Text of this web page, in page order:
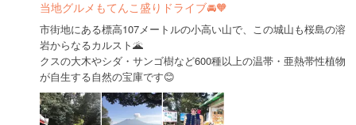
当地グルメもてんこ盛りドライブ🚘🧡
市街地にある標高107メートルの小高い山で、この城山も桜島の溶
岩からなるカルスト🌋
クスの大木やシダ・サンゴ樹など600種以上の温帯・亜熱帯性植物
が自生する自然の宝庫です😊